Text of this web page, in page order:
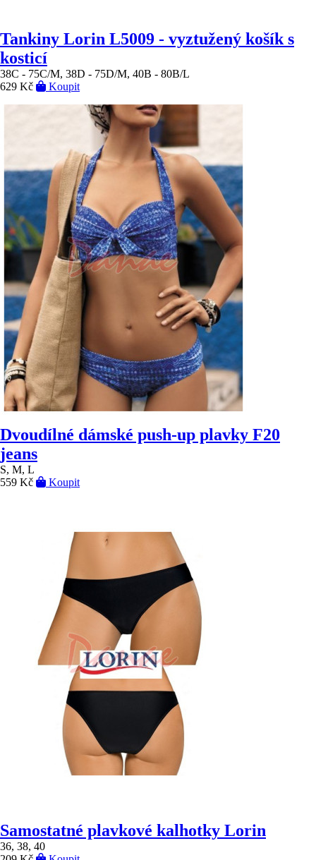
Tankiny Lorin L5009 - vyztužený košík s
kosticí
38C - 75C/M, 38D - 75D/M, 40B - 80B/L
629 Kč
Koupit
Dvoudílné dámské push-up plavky F20
jeans
S, M, L
559 Kč
Koupit
Samostatné plavkové kalhotky Lorin
36, 38, 40